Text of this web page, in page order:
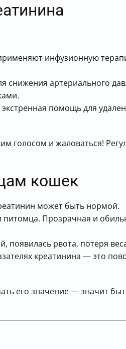
инфузионную
снижения артериального
помощь для
голосом и жаловаться!
кошек
может быть нормой.
питомца. Прозрачная и
появилась рвота, потеря
креатинина — это
его значение — значит